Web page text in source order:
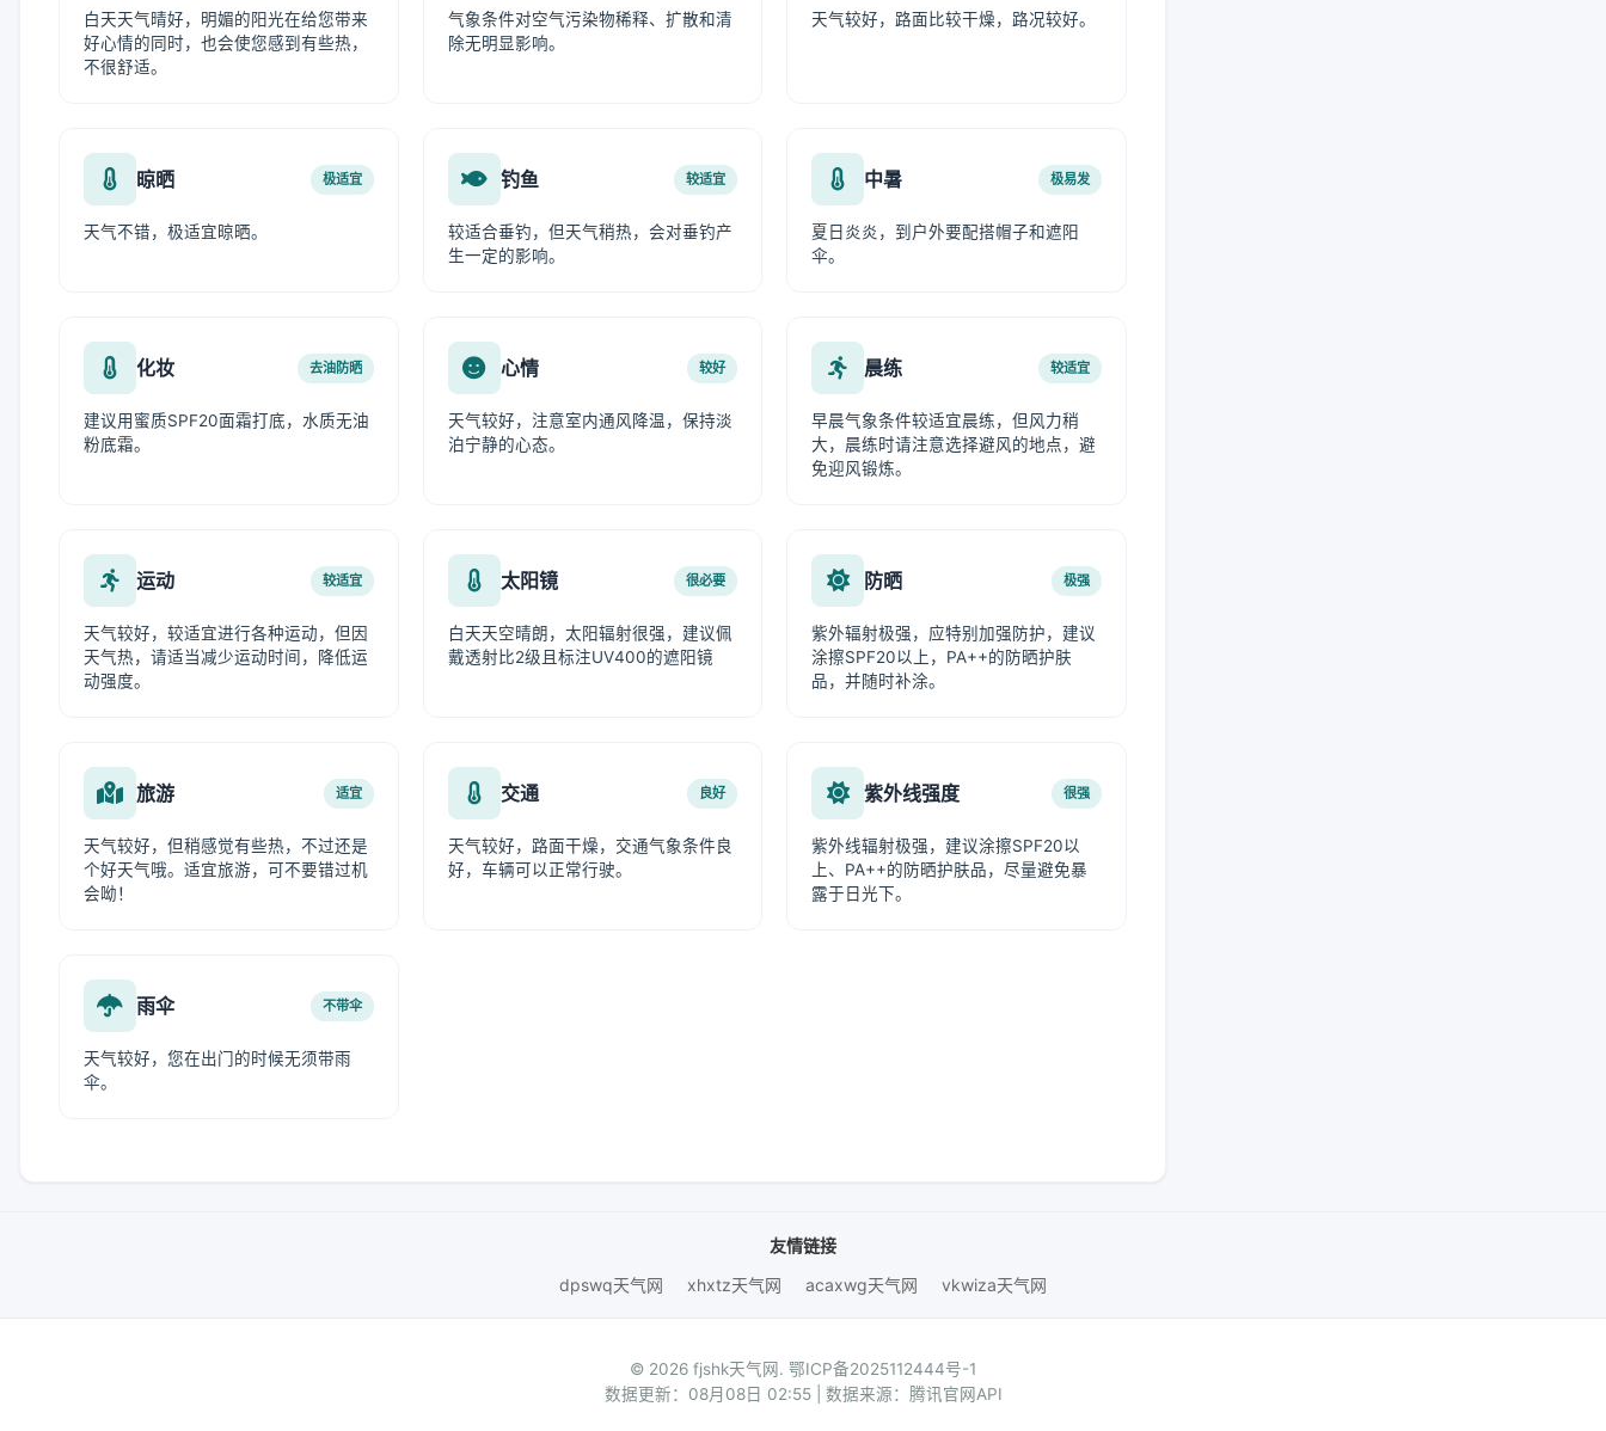
白天天气晴好，明媚的阳光在给您带来
好心情的同时，也会使您感到有些热，
不很舒适。
气象条件对空气污染物稀释、扩散和清
除无明显影响。
天气较好，路面比较干燥，路况较好。
晾晒 极适宜
天气不错，极适宜晾晒。
钓鱼 较适宜
较适合垂钓，但天气稍热，会对垂钓产
生一定的影响。
中暑 极易发
夏日炎炎，到户外要配搭帽子和遮阳
伞。
化妆 去油防晒
建议用蜜质SPF20面霜打底，水质无油
粉底霜。
心情 较好
天气较好，注意室内通风降温，保持淡
泊宁静的心态。
晨练 较适宜
早晨气象条件较适宜晨练，但风力稍
大，晨练时请注意选择避风的地点，避
免迎风锻炼。
运动 较适宜
天气较好，较适宜进行各种运动，但因
天气热，请适当减少运动时间，降低运
动强度。
太阳镜 很必要
白天天空晴朗，太阳辐射很强，建议佩
戴透射比2级且标注UV400的遮阳镜
防晒 极强
紫外辐射极强，应特别加强防护，建议
涂擦SPF20以上，PA++的防晒护肤
品，并随时补涂。
旅游 适宜
天气较好，但稍感觉有些热，不过还是
个好天气哦。适宜旅游，可不要错过机
会呦！
交通 良好
天气较好，路面干燥，交通气象条件良
好，车辆可以正常行驶。
紫外线强度 很强
紫外线辐射极强，建议涂擦SPF20以
上、PA++的防晒护肤品，尽量避免暴
露于日光下。
雨伞 不带伞
天气较好，您在出门的时候无须带雨
伞。
友情链接
dpswq天气网
xhxtz天气网 acaxwg天气网 vkwiza天气网
© 2026 fjshk天气网. 鄂ICP备2025112444号-1
数据更新：08月08日 02:55 | 数据来源：腾讯官网API